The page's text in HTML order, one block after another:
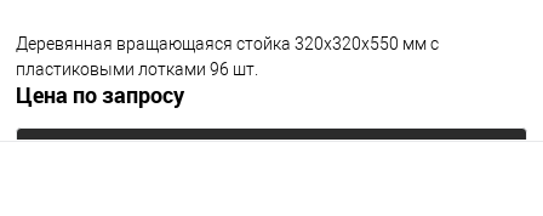
Деревянная вращающаяся стойка 320х320х550 мм с
пластиковыми лотками 96 шт.
Цена по запросу